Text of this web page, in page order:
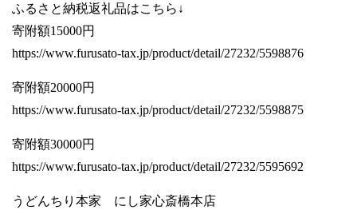
ふるさと納税返礼品はこちら↓
寄附額15000円
https://www.furusato-tax.jp/product/detail/27232/5598876
寄附額20000円
https://www.furusato-tax.jp/product/detail/27232/5598875
寄附額30000円
https://www.furusato-tax.jp/product/detail/27232/5595692
うどんちり本家 にし家心斎橋本店